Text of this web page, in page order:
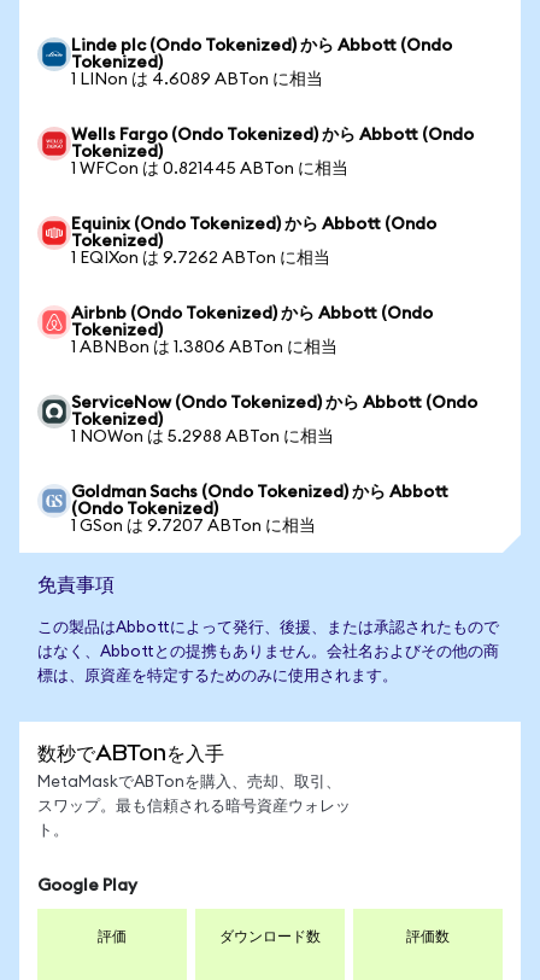
Linde plc (Ondo Tokenized) から Abbott (Ondo
Tokenized)
1 LINon は 4.6089 ABTon に相当
Wells Fargo (Ondo Tokenized) から Abbott (Ondo
Tokenized)
1 WFCon は 0.821445 ABTon に相当
Equinix (Ondo Tokenized) から Abbott (Ondo
Tokenized)
1 EQIXon は 9.7262 ABTon に相当
Airbnb (Ondo Tokenized) から Abbott (Ondo
Tokenized)
1 ABNBon は 1.3806 ABTon に相当
ServiceNow (Ondo Tokenized) から Abbott (Ondo
Tokenized)
1 NOWon は 5.2988 ABTon に相当
Goldman Sachs (Ondo Tokenized) から Abbott
(Ondo Tokenized)
1 GSon は 9.7207 ABTon に相当
免責事項
この製品はAbbottによって発行、後援、または承認されたもので
はなく、Abbottとの提携もありません。会社名およびその他の商
標は、原資産を特定するためのみに使用されます。
数秒でABTonを入手
MetaMaskでABTonを購入、売却、取引、
スワップ。最も信頼される暗号資産ウォレッ
ト。
Google Play
評価 ダウンロード数 評価数